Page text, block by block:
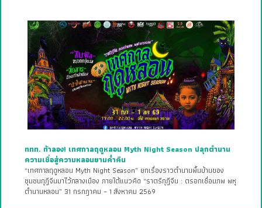
ททท. ท้าลอง! เทศกาลฤดูหลอน Myth Night Season ปลุกตำนาน
ความเชื่อสู่ความหลอนยามค่ำคืน
“เทศกาลฤดูหลอน Myth Night Season” ยกเรื่องราวตำนานพื้นบ้านของ
ชุมชนกุฎีจีนมาไว้กลางเมือง ภายใต้แนวคิด “ราตรีกุฎีจีน : ตรอกเชื่อมภพ พหุ
ตำนานหลอน” 31 กรกฎาคม – 1 สิงหาคม 2569